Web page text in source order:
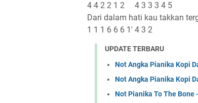
4 4 2 2 1 2 4 3 3 3 4 5
Dari dalam hati kau takkan
1 1 1 6 6 6 1' 4 3 2
UPDATE TERBARU
Not Angka Pianika Kopi
Not Angka Pianika Kopi
Not Pianika To The Bone